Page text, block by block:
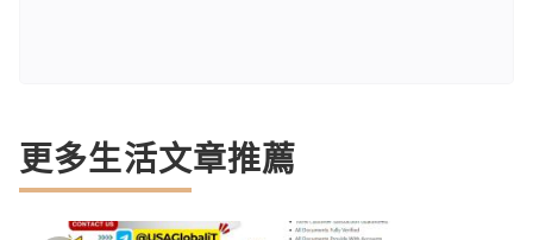
更多生活文章推薦